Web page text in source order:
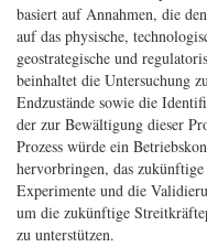
basiert auf Annahmen, die
auf das physische,
geostrategische und
beinhaltet die Untersuchung
Endzustände sowie die
der zur Bewältigung dieser
Prozess würde ein
hervorbringen, das
Experimente und die
um die zukünftige
zu unterstützen.